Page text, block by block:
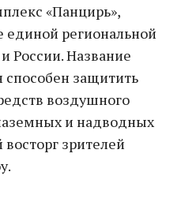
«Панцирь»,
региональной
России. Название
защитить
воздушного
и надводных
зрителей